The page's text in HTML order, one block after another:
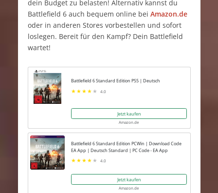
dein Budget zu belasten! Alternativ kannst du
Battlefield 6 auch bequem online bei Amazon.de
oder in anderen Stores vorbestellen und sofort
loslegen. Bereit für den Kampf? Dein Battlefield
wartet!
Battlefield 6 Standard Edition PS5 | Deutsch
4.0
Jetzt kaufen
Amazon.de
Battlefield 6 Standard Edition PCWin | Download Code
EA App | Deutsch Standard | PC Code - EA App
4.0
Jetzt kaufen
Amazon.de